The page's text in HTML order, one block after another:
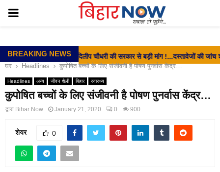
PRIMARY
BREAKING NEWS
⇝ EX- MLC दिलीप चौधरी की सरकार से बड़ी मांग !...दस्तावेजों की जांच शीघ्र
घर Headlines कुपोषित बच्चों के लिए संजीवनी है पोषण पुनर्वास केंद्र…
Headlines अन्य जीवन शैली बिहार स्वास्थ्य
कुपोषित बच्चों के लिए संजीवनी है पोषण पुनर्वास केंद्र…
द्वारा Bihar Now January 21, 2020 0 900
शेयर 0